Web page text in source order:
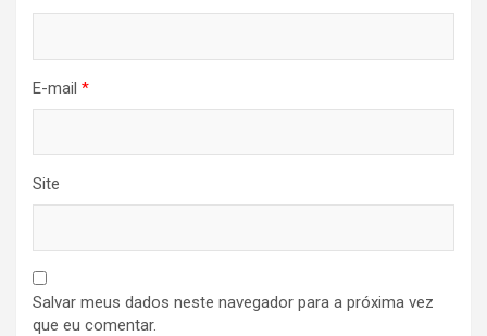
E-mail *
Site
Salvar meus dados neste navegador para a próxima vez
que eu comentar.